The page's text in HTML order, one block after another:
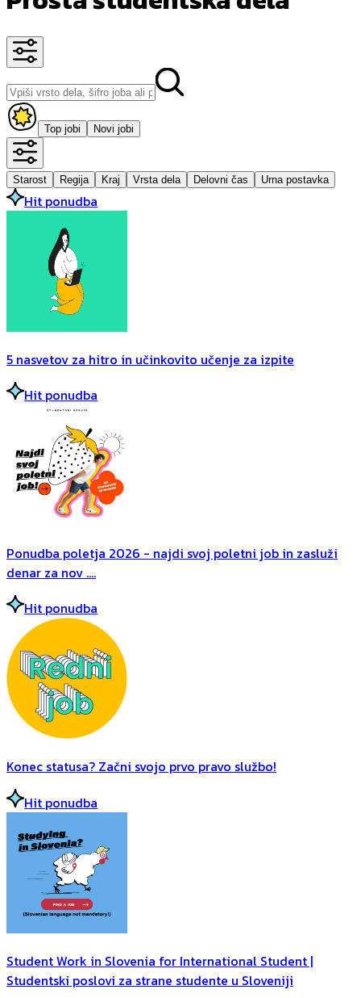
Top jobi Novi jobi
Starost Regija Kraj Vrsta dela Delovni čas Urna postavka
Hit ponudba
5 nasvetov za hitro in učinkovito učenje za izpite
Hit ponudba
Ponudba poletja 2026 - najdi svoj poletni job in zasluži
denar za nov ....
Hit ponudba
Konec statusa? Začni svojo prvo pravo službo!
Hit ponudba
Student Work in Slovenia for International Student |
Studentski poslovi za strane studente u Sloveniji